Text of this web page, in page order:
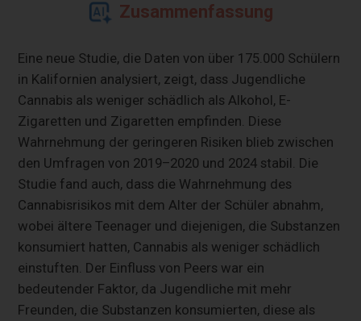
Zusammenfassung
Eine neue Studie, die Daten von über 175.000 Schülern
in Kalifornien analysiert, zeigt, dass Jugendliche
Cannabis als weniger schädlich als Alkohol, E-
Zigaretten und Zigaretten empfinden. Diese
Wahrnehmung der geringeren Risiken blieb zwischen
den Umfragen von 2019–2020 und 2024 stabil. Die
Studie fand auch, dass die Wahrnehmung des
Cannabisrisikos mit dem Alter der Schüler abnahm,
wobei ältere Teenager und diejenigen, die Substanzen
konsumiert hatten, Cannabis als weniger schädlich
einstuften. Der Einfluss von Peers war ein
bedeutender Faktor, da Jugendliche mit mehr
Freunden, die Substanzen konsumierten, diese als